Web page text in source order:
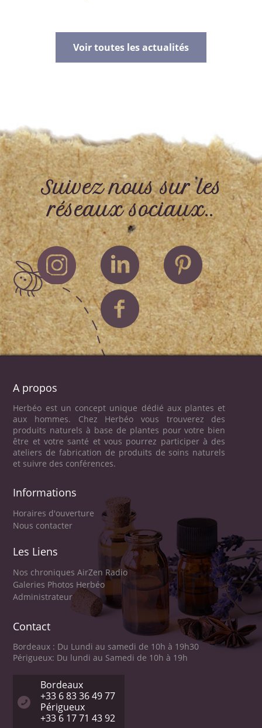
Voir toutes les actualités
Suivez nous sur les
réseaux sociaux..
A propos
Herbéo est un concept unique dédié aux plantes et
aux hommes. Chez Herbéo vous trouverez des
produits naturels à base de plantes pour votre bien
être et votre santé et vous pourrez participer à des
ateliers de fabrication de produits de soins naturels
et suivre des conférences.
Informations
Horaires d'ouverture
Nous contacter
Les Liens
Nos chroniques AirZen Radio
Galeries Photos Herbéo
Administrateur
Contact
Bordeaux : Du Lundi au samedi de 10h à 19h30
Périgueux: Du lundi au Samedi de 10h à 19h
Bordeaux
+33 6 83 36 49 77
Périgueux
+33 6 17 71 43 92